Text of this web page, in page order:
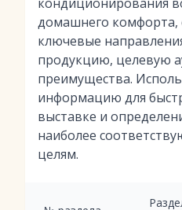
домашнего комфорта,
ключевые
продукцию, целевую
преимущества.
информацию для
выставке и
наиболее
целям.